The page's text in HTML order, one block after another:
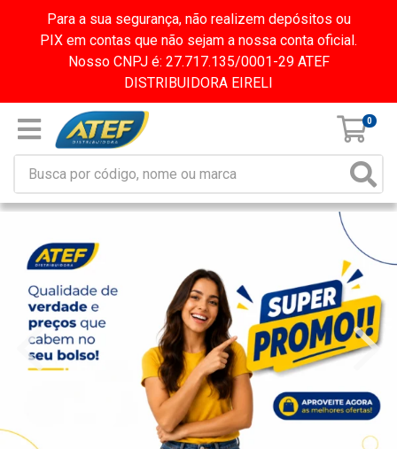
Para a sua segurança, não realizem depósitos ou
PIX em contas que não sejam a nossa conta oficial.
Nosso CNPJ é: 27.717.135/0001-29 ATEF
DISTRIBUIDORA EIRELI
0